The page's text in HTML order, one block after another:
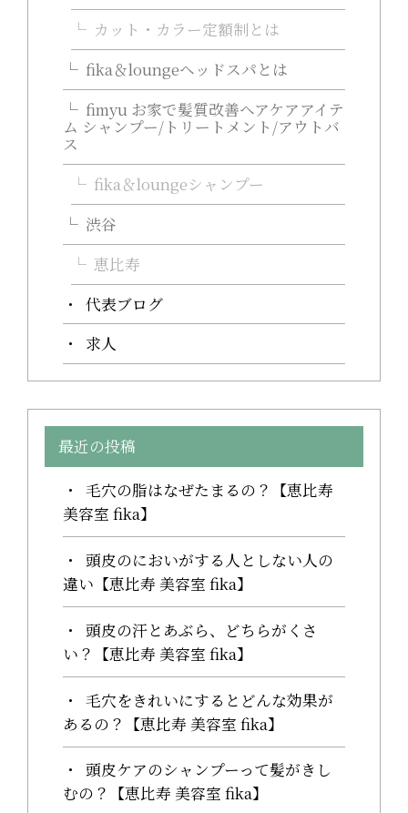
カット・カラー定額制とは
fika＆loungeヘッドスパとは
fimyu お家で髪質改善ヘアケアアイテ
ム シャンプー/トリートメント/アウトバ
ス
fika＆loungeシャンプー
渋谷
恵比寿
代表ブログ
求人
最近の投稿
毛穴の脂はなぜたまるの？【恵比寿
美容室 fika】
頭皮のにおいがする人としない人の
違い【恵比寿 美容室 fika】
頭皮の汗とあぶら、どちらがくさ
い？【恵比寿 美容室 fika】
毛穴をきれいにするとどんな効果が
あるの？【恵比寿 美容室 fika】
頭皮ケアのシャンプーって髪がきし
むの？【恵比寿 美容室 fika】